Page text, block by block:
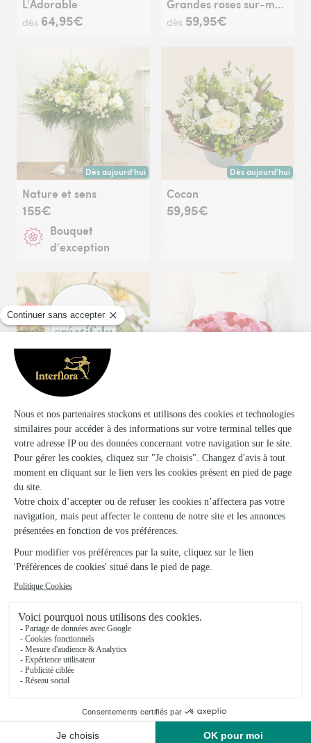
L'Adorable
dès 64,95€
Grandes roses sur-mesure
dès 59,95€
Dès aujourd'hui
Livraison dès aujourd'hui (pour toute commande passée
Nature et sens
155€
Bouquet
d'exception
Dès aujourd'hui
Livraison dès
Cocon
59,95€
Le bouquet créatif du fleuriste multicolore
dès 29,95€
Brassée de roses roses Max Havelaar
dès 34,95€ 29,95€
Livraison dès
mardi
20 produits vus sur 24
Voir plus de produits